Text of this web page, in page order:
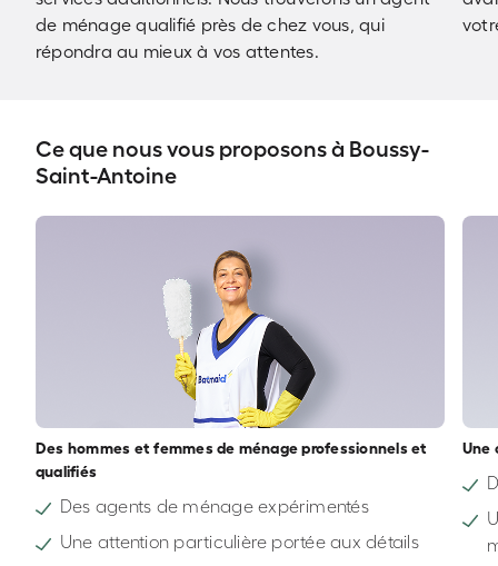
de ménage qualifié près de chez vous, qui
répondra au mieux à vos attentes.
Ce que nous vous proposons à Boussy-
Saint-Antoine
Des hommes et femmes de ménage professionnels et
qualifiés
Des agents de ménage expérimentés
Une attention particulière portée aux détails
Une